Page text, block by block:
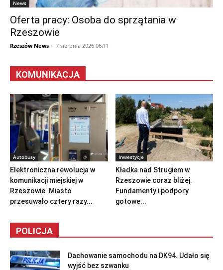
News
Oferta pracy: Osoba do sprzątania w
Rzeszowie
Rzeszów News - 7 sierpnia 2026 06:11
KOMUNIKACJA
Autobusy
Elektroniczna rewolucja w
komunikacji miejskiej w
Rzeszowie. Miasto
przesuwało cztery razy...
Inwestycje
Kładka nad Strugiem w
Rzeszowie coraz bliżej.
Fundamenty i podpory
gotowe...
POLICJA
Dachowanie samochodu na DK94. Udało się
wyjść bez szwanku